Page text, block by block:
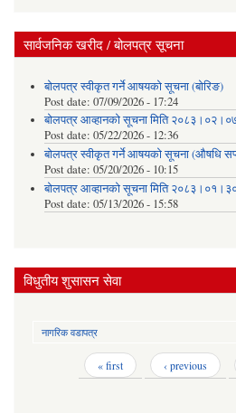
सार्वजनिक खरीद / बोलपत्र सूचना
बोलपत्र स्वीकृत गर्ने आषयको सूचना (बोरिङ)
Post date: 07/09/2026 - 17:24
बोलपत्र आव्हानको सूचना मिति
Post date: 05/22/2026 - 12:36
बोलपत्र स्वीकृत गर्ने आषयको सूचना (औषधि
Post date: 05/20/2026 - 10:15
बोलपत्र आव्हानको सूचना मिति
Post date: 05/13/2026 - 15:58
विधुतीय शुसासन सेवा
नागरिक वडापत्र
« first ‹ previous